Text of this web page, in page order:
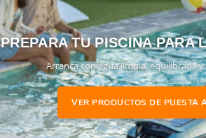
PREPARA TU PISCINA PARA
Arranca con agua limpia, equilibrada
VER PRODUCTOS DE PUESTA